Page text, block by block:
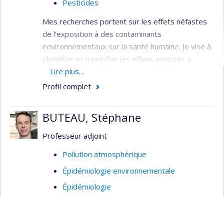
Pesticides
Mes recherches portent sur les effets néfastes
de l’exposition à des contaminants
environnementaux sur la santé humaine. Je vise à
identifier et quantifier les effets associés à
l’exposition aux substances toxiques sur la santé
des populations. Au moyen d’études
la santé, notamment, le système nerveux et les
systèmes endocriniens. Mes travaux ont aidé à la
dont les pesticides, le manganèse et les BPC.
Lire plus…
Profil complet
BUTEAU, Stéphane
Professeur adjoint
Pollution atmosphérique
Épidémiologie environnementale
Épidémiologie